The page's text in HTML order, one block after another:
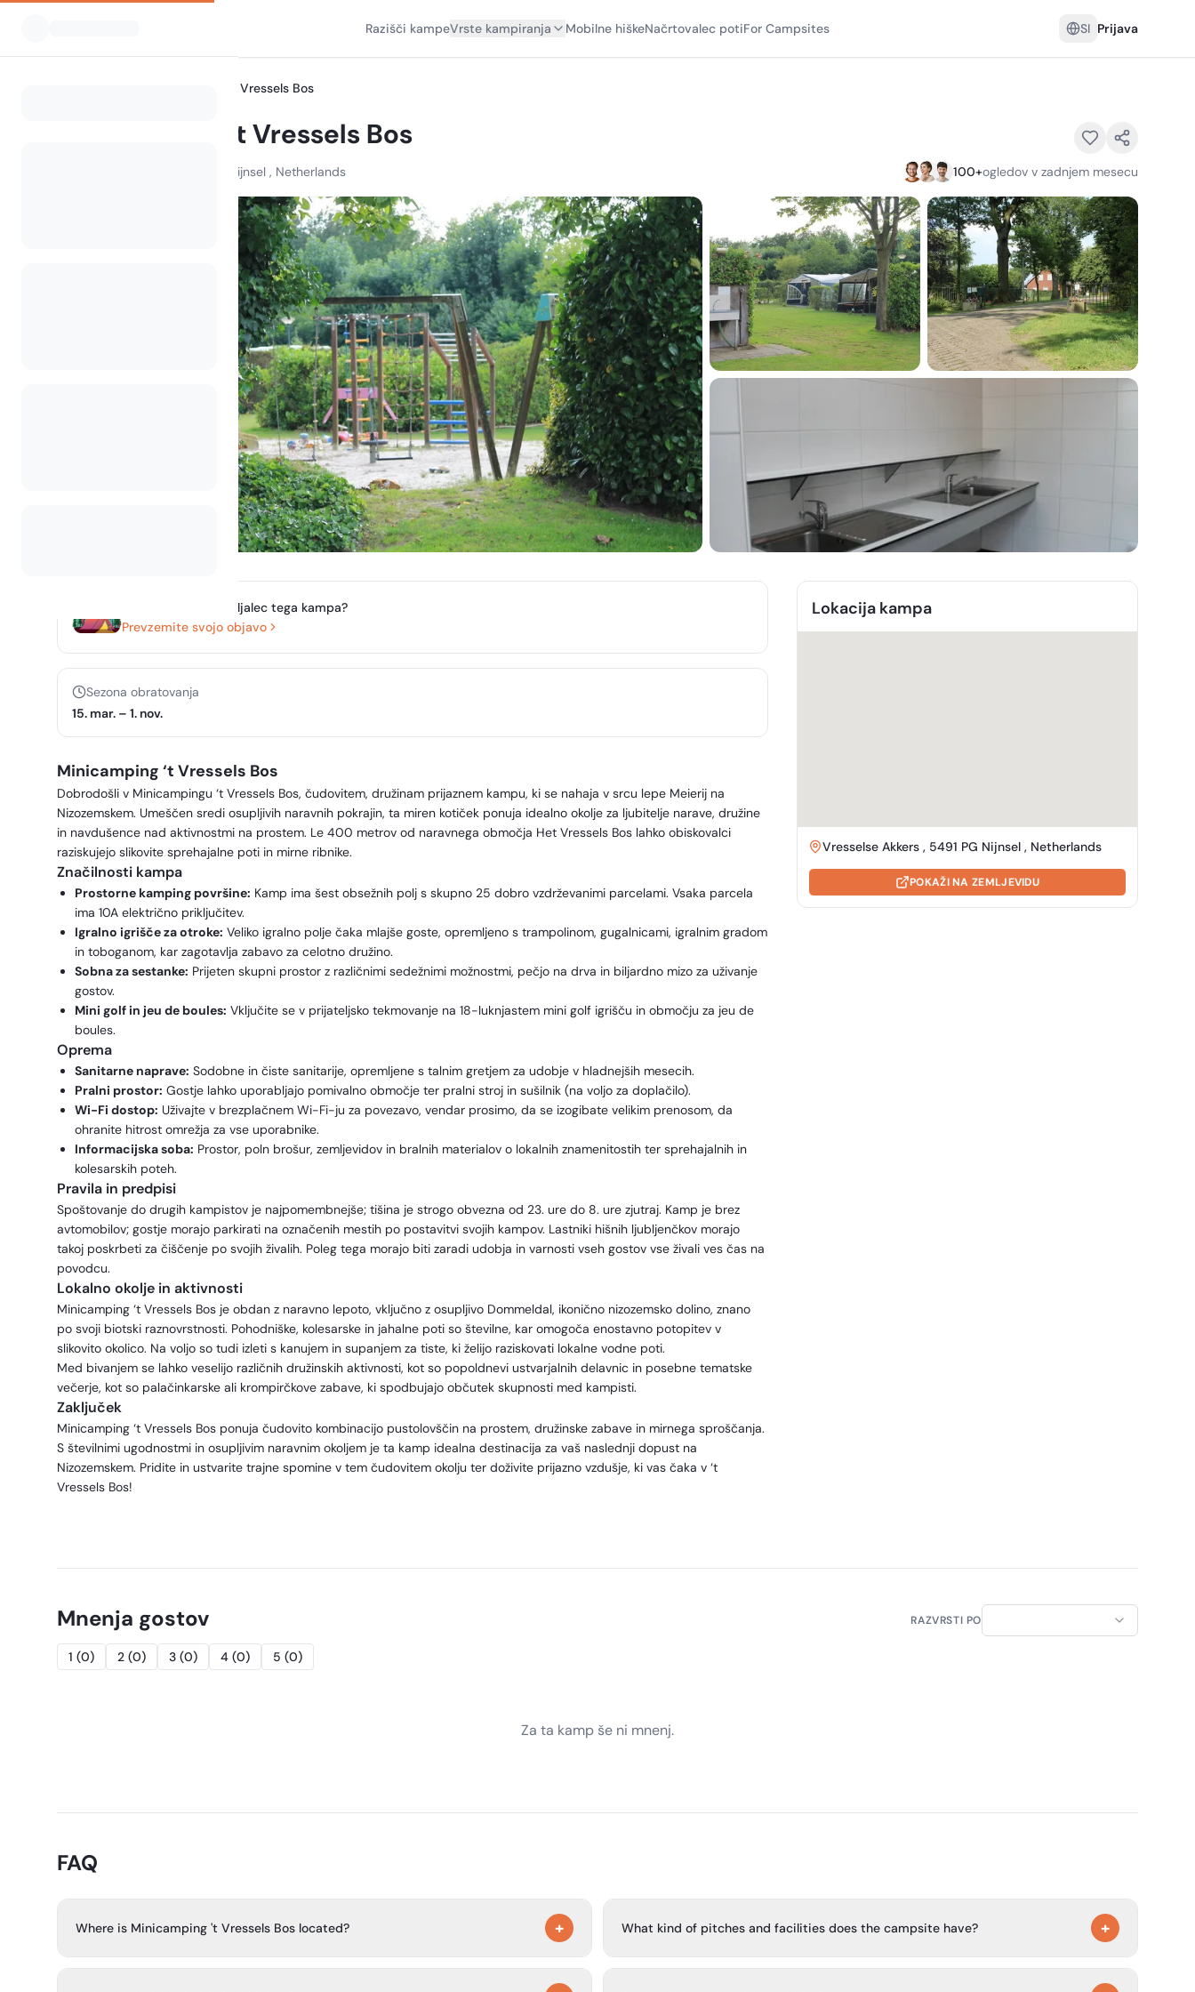
Razišči kampeVrste kampiranja Mobilne hiškeNačrtovalec potiFor Campsites SI Prijava
Minicamping ‘t Vressels Bos
Minicamping ‘t Vressels Bos
Vresselse Akkers , 5491 PG Nijnsel , Netherlands 100+ogledov v zadnjem mesecu
Ste lastnik ali upravljalec tega kampa?
Prevzemite svojo objavo
Sezona obratovanja
15. mar. – 1. nov.
Minicamping ‘t Vressels Bos
Dobrodošli v Minicampingu ‘t Vressels Bos, čudovitem, družinam prijaznem kampu, ki se nahaja v srcu lepe Meierij na
Nizozemskem. Umeščen sredi osupljivih naravnih pokrajin, ta miren kotiček ponuja idealno okolje za ljubitelje narave, družine
in navdušence nad aktivnostmi na prostem. Le 400 metrov od naravnega območja Het Vressels Bos lahko obiskovalci
raziskujejo slikovite sprehajalne poti in mirne ribnike.
Značilnosti kampa
Prostorne kamping površine: Kamp ima šest obsežnih polj s skupno 25 dobro vzdrževanimi parcelami. Vsaka parcela
ima 10A električno priključitev.
Igralno igrišče za otroke: Veliko igralno polje čaka mlajše goste, opremljeno s trampolinom, gugalnicami, igralnim gradom
in toboganom, kar zagotavlja zabavo za celotno družino.
Sobna za sestanke: Prijeten skupni prostor z različnimi sedežnimi možnostmi, pečjo na drva in biljardno mizo za uživanje
gostov.
Mini golf in jeu de boules: Vključite se v prijateljsko tekmovanje na 18-luknjastem mini golf igrišču in območju za jeu de
boules.
Oprema
Sanitarne naprave: Sodobne in čiste sanitarije, opremljene s talnim gretjem za udobje v hladnejših mesecih.
Pralni prostor: Gostje lahko uporabljajo pomivalno območje ter pralni stroj in sušilnik (na voljo za doplačilo).
Wi-Fi dostop: Uživajte v brezplačnem Wi-Fi-ju za povezavo, vendar prosimo, da se izogibate velikim prenosom, da
ohranite hitrost omrežja za vse uporabnike.
Informacijska soba: Prostor, poln brošur, zemljevidov in bralnih materialov o lokalnih znamenitostih ter sprehajalnih in
kolesarskih poteh.
Pravila in predpisi
Spoštovanje do drugih kampistov je najpomembnejše; tišina je strogo obvezna od 23. ure do 8. ure zjutraj. Kamp je brez
avtomobilov; gostje morajo parkirati na označenih mestih po postavitvi svojih kampov. Lastniki hišnih ljubljenčkov morajo
takoj poskrbeti za čiščenje po svojih živalih. Poleg tega morajo biti zaradi udobja in varnosti vseh gostov vse živali ves čas na
povodcu.
Lokalno okolje in aktivnosti
Minicamping ‘t Vressels Bos je obdan z naravno lepoto, vključno z osupljivo Dommeldal, ikonično nizozemsko dolino, znano
po svoji biotski raznovrstnosti. Pohodniške, kolesarske in jahalne poti so številne, kar omogoča enostavno potopitev v
slikovito okolico. Na voljo so tudi izleti s kanujem in supanjem za tiste, ki želijo raziskovati lokalne vodne poti.
Med bivanjem se lahko veselijo različnih družinskih aktivnosti, kot so popoldnevi ustvarjalnih delavnic in posebne tematske
večerje, kot so palačinkarske ali krompirčkove zabave, ki spodbujajo občutek skupnosti med kampisti.
Zaključek
Minicamping ‘t Vressels Bos ponuja čudovito kombinacijo pustolovščin na prostem, družinske zabave in mirnega sproščanja.
S številnimi ugodnostmi in osupljivim naravnim okoljem je ta kamp idealna destinacija za vaš naslednji dopust na
Nizozemskem. Pridite in ustvarite trajne spomine v tem čudovitem okolju ter doživite prijazno vzdušje, ki vas čaka v ‘t
Vressels Bos!
Lokacija kampa
Vresselse Akkers , 5491 PG Nijnsel , Netherlands
POKAŽI NA ZEMLJEVIDU
Mnenja gostov
1 (0) 2 (0) 3 (0) 4 (0) 5 (0)
RAZVRSTI PO
Za ta kamp še ni mnenj.
FAQ
Where is Minicamping 't Vressels Bos located? + What kind of pitches and facilities does the campsite have? +